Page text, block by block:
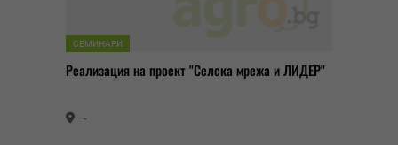
СЕМИНАРИ
Реализация на проект "Селска мрежа и ЛИДЕР"
-